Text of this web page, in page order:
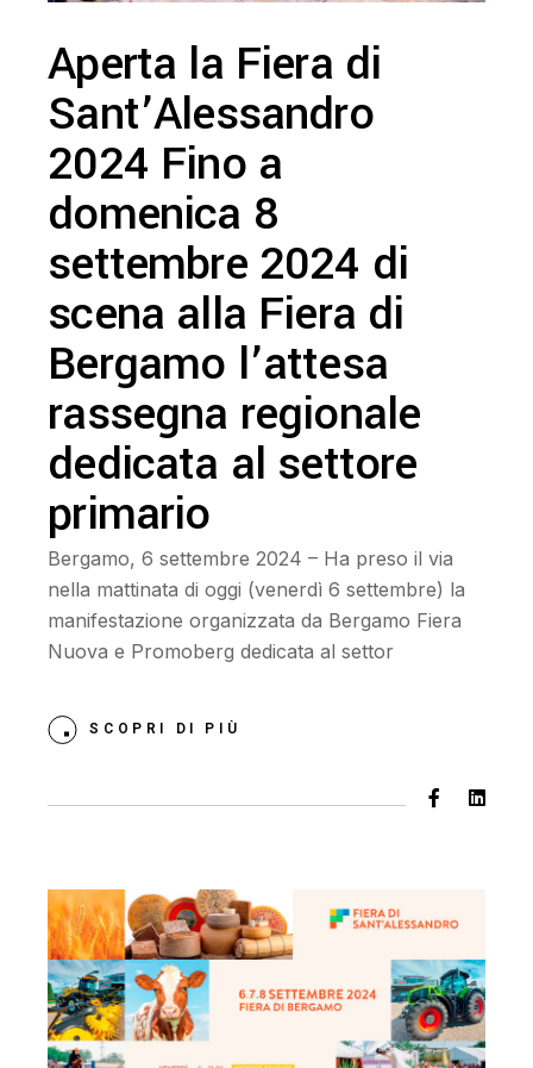
Aperta la Fiera di
Sant’Alessandro
2024 Fino a
domenica 8
settembre 2024 di
scena alla Fiera di
Bergamo l’attesa
rassegna regionale
dedicata al settore
primario
Bergamo, 6 settembre 2024 – Ha preso il via
nella mattinata di oggi (venerdì 6 settembre) la
manifestazione organizzata da Bergamo Fiera
Nuova e Promoberg dedicata al settor
SCOPRI DI PIÙ